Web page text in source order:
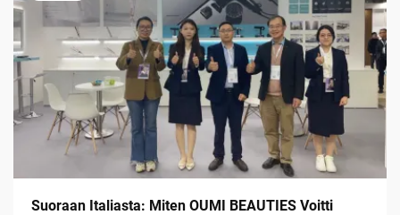
Suoraan Italiasta: Miten OUMI BEAUTIES Voitti